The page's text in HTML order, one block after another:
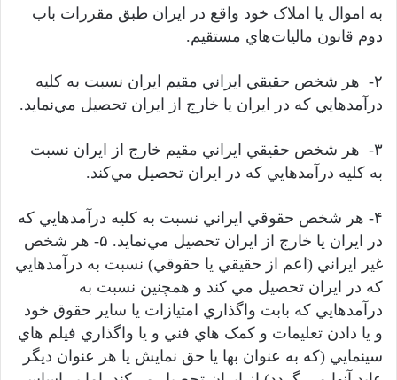
به اموال يا املاک خود واقع در ايران طبق مقررات باب
دوم قانون ماليات‌هاي مستقيم.
۲- هر شخص حقيقي ايراني مقيم ايران نسبت به کليه
درآمدهايي که در ايران يا خارج از ايران تحصيل مي‌نمايد.
۳- هر شخص حقيقي ايراني مقيم خارج از ايران نسبت
به کليه درآمدهايي که در ايران تحصيل مي‌کند.
۴- هر شخص حقوقي ايراني نسبت به کليه درآمدهايي که
در ايران يا خارج از ايران تحصيل مي‌نمايد. ۵- هر شخص
غير ايراني (اعم از حقيقي يا حقوقي) نسبت به درآمدهايي
که در ايران تحصيل مي کند و همچنين نسبت به
درآمدهايي که بابت واگذاري امتيازات يا ساير حقوق خود
و يا دادن تعليمات و کمک هاي فني و يا واگذاري فيلم هاي
سينمايي (که به عنوان بها يا حق نمايش يا هر عنوان ديگر